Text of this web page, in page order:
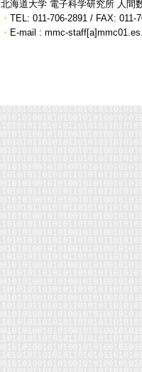
北海道大学 電子科学研究所 人間
・ TEL: 011-706-2891 / FAX: 011-
・ E-mail : mmc-